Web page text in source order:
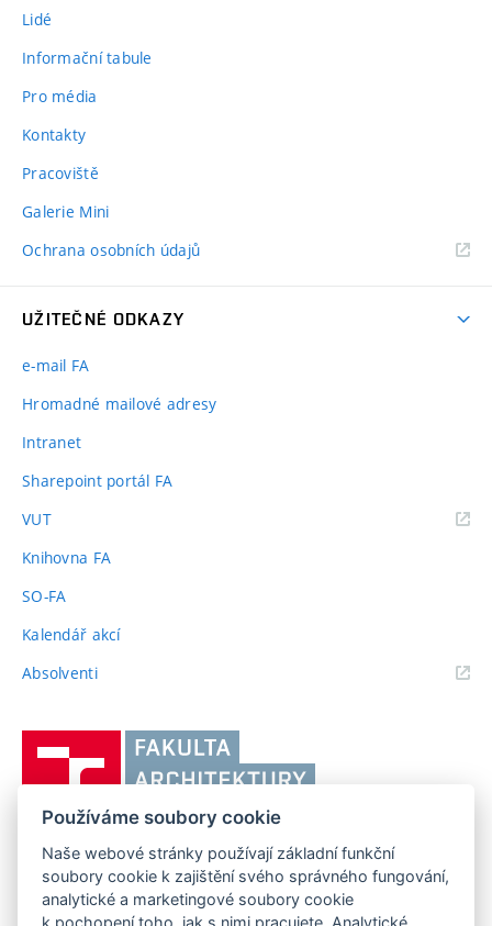
Lidé
Informační tabule
Pro média
Kontakty
Pracoviště
Galerie Mini
Ochrana osobních údajů
UŽITEČNÉ ODKAZY
e-mail FA
Hromadné mailové adresy
Intranet
Sharepoint portál FA
VUT(externí
Knihovna FA
SO-FA
Kalendář akcí
Absolventi(externí
Brně,
Fakulta
architektury
FAKULTA ARCHITEKTURY VUT V BRNĚ
Poříčí 273/5, 639 00 Brno
www.fa.vutbr.cz
Používáme soubory cookie
Naše webové stránky používají základní funkční
soubory cookie k zajištění svého správného fungování,
analytické a marketingové soubory cookie
k pochopení toho, jak s nimi pracujete. Analytické